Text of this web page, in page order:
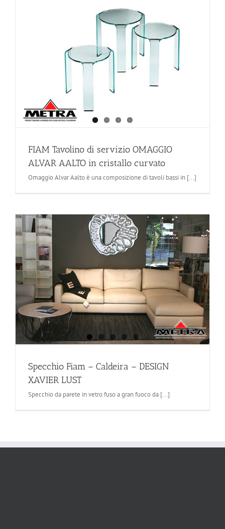
FIAM Tavolino di servizio OMAGGIO
ALVAR AALTO in cristallo curvato
Omaggio Alvar Aalto è una composizione di tavoli bassi in [...]
Specchio Fiam – Caldeira – DESIGN
XAVIER LUST
Specchio da parete in vetro fuso a gran fuoco da [...]